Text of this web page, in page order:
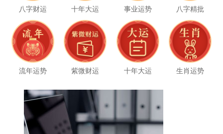
八字财运 十年大运 事业运势 八字精批
流年运势 紫微财运 十年大运 生肖运势